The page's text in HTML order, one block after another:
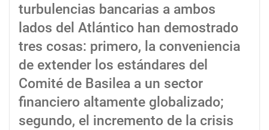
turbulencias bancarias a ambos
lados del Atlántico han demostrado
tres cosas: primero, la conveniencia
de extender los estándares del
Comité de Basilea a un sector
financiero altamente globalizado;
segundo, el incremento de la crisis